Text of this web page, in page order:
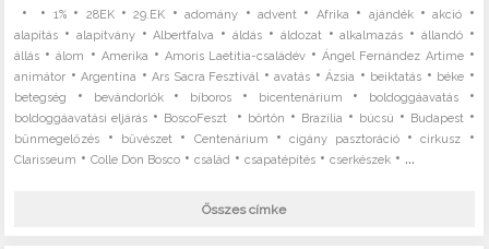
• • 1%• 28EK•29.EK •adomány •advent • Afrika • ajándék•akció •
alapítás • alapítvány•Albertfalva •áldás • áldozat •alkalmazás • állandó•
állás •álom • Amerika • Amoris Laetitia-családév •Ángel Fernández Artime•
animátor •Argentína •Ars Sacra Fesztivál •avatás •Ázsia • beiktatás • béke •
betegség • bevándorlók• bíboros • bicentenárium • boldoggáavatás•
boldoggáavatási eljárás • BoscoFeszt • börtön • Brazília • búcsú • Budapest •
bűnmegelőzés • bűvészet • Centenárium •cigány pasztoráció•cirkusz •
Clarisseum •Colle Don Bosco •család •csapatépítés •cserkészek • ...
Összes címke